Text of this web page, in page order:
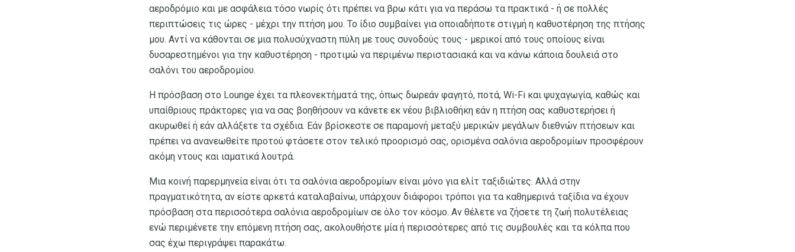
αεροδρόμιο και με ασφάλεια τόσο νωρίς ότι πρέπει να βρω κάτι για να περάσω τα πρακτικά - ή σε πολλές
περιπτώσεις τις ώρες - μέχρι την πτήση μου. Το ίδιο συμβαίνει για οποιαδήποτε στιγμή η καθυστέρηση της πτήσης
μου. Αντί να κάθονται σε μια πολυσύχναστη πύλη με τους συνοδούς τους - μερικοί από τους οποίους είναι
δυσαρεστημένοι για την καθυστέρηση - προτιμώ να περιμένω περιστασιακά και να κάνω κάποια δουλειά στο
σαλόνι του αεροδρομίου.
Η πρόσβαση στο Lounge έχει τα πλεονεκτήματά της, όπως δωρεάν φαγητό, ποτά, Wi-Fi και ψυχαγωγία, καθώς και
υπαίθριους πράκτορες για να σας βοηθήσουν να κάνετε εκ νέου βιβλιοθήκη εάν η πτήση σας καθυστερήσει ή
ακυρωθεί ή εάν αλλάξετε τα σχέδια. Εάν βρίσκεστε σε παραμονή μεταξύ μερικών μεγάλων διεθνών πτήσεων και
πρέπει να ανανεωθείτε προτού φτάσετε στον τελικό προορισμό σας, ορισμένα σαλόνια αεροδρομίων προσφέρουν
ακόμη ντους και ιαματικά λουτρά.
Μια κοινή παρερμηνεία είναι ότι τα σαλόνια αεροδρομίων είναι μόνο για ελίτ ταξιδιώτες. Αλλά στην
πραγματικότητα, αν είστε αρκετά καταλαβαίνω, υπάρχουν διάφοροι τρόποι για τα καθημερινά ταξίδια να έχουν
πρόσβαση στα περισσότερα σαλόνια αεροδρομίων σε όλο τον κόσμο. Αν θέλετε να ζήσετε τη ζωή πολυτέλειας
ενώ περιμένετε την επόμενη πτήση σας, ακολουθήστε μία ή περισσότερες από τις συμβουλές και τα κόλπα που
σας έχω περιγράψει παρακάτω.